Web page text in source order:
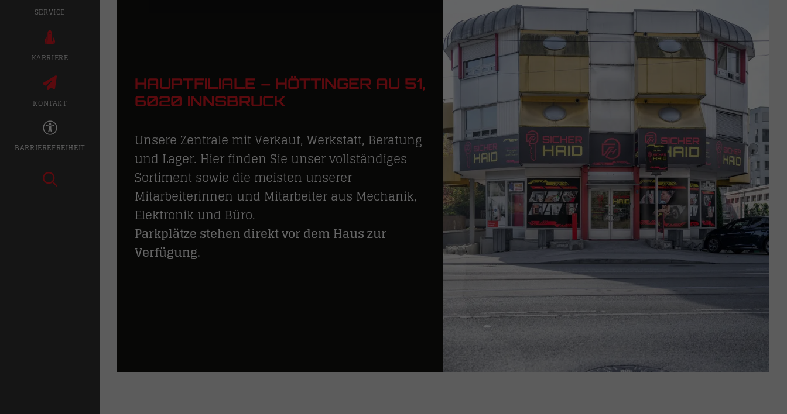
SERVICE
KARRIERE
KONTAKT
BARRIEREFREIHEIT
HAUPTFILIALE – HÖTTINGER AU 51,
6020 INNSBRUCK
Unsere Zentrale mit Verkauf, Werkstatt, Beratung
und Lager. Hier finden Sie unser vollständiges
Sortiment sowie die meisten unserer
Mitarbeiterinnen und Mitarbeiter aus Mechanik,
Elektronik und Büro.
Parkplätze stehen direkt vor dem Haus zur
Verfügung.